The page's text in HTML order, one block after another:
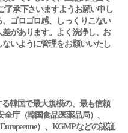
了承下さいますようお願い申し
ゴロゴロ感、しっくりこない
があります。よく洗浄し、お
いように管理をお願いいたし
韓国で最大規模の、最も信頼
庁（韓国食品医薬品局）、
）、KGMPなどの認証